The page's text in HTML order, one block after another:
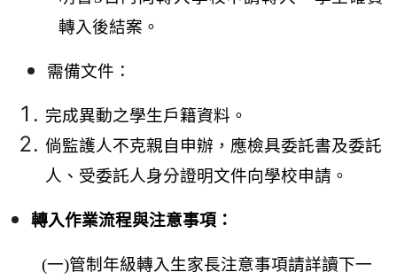
轉入後結案。
需備文件：
完成異動之學生戶籍資料。
倘監護人不克親自申辦，應檢具委託書及委託
人、受委託人身分證明文件向學校申請。
轉入作業流程與注意事項：
(一)管制年級轉入生家長注意事項請詳讀下一